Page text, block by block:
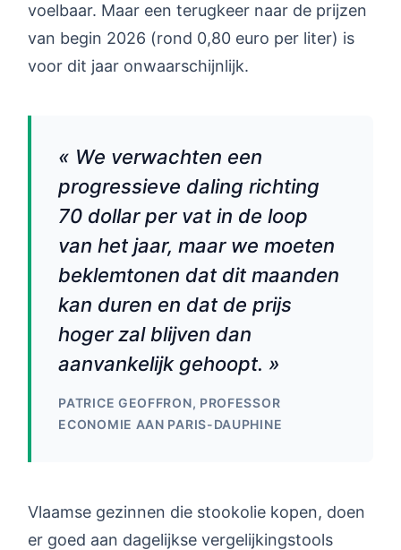
voelbaar. Maar een terugkeer naar de prijzen
van begin 2026 (rond 0,80 euro per liter) is
voor dit jaar onwaarschijnlijk.
« We verwachten een
progressieve daling richting
70 dollar per vat in de loop
van het jaar, maar we moeten
beklemtonen dat dit maanden
kan duren en dat de prijs
hoger zal blijven dan
aanvankelijk gehoopt. »
PATRICE GEOFFRON, PROFESSOR
ECONOMIE AAN PARIS-DAUPHINE
Vlaamse gezinnen die stookolie kopen, doen
er goed aan dagelijkse vergelijkingstools